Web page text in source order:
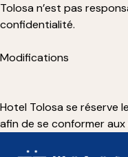
Tolosa n’est pas
confidentialité.
Modifications
Hotel Tolosa se réserve
afin de se conformer